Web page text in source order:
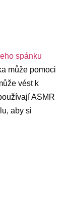
spánku
může pomoci
vést k
ASMR
aby si